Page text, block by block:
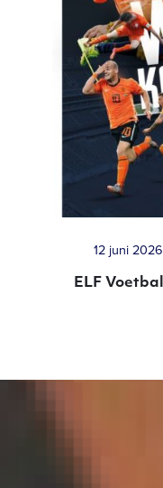
12 juni 2026
ELF Voetbal